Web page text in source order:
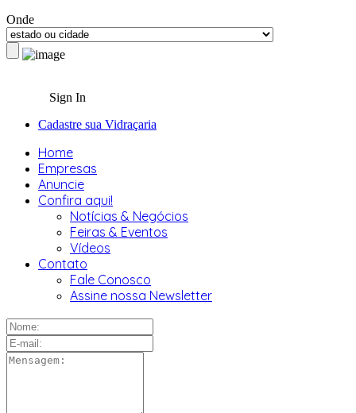
Onde
Sign In
Cadastre sua Vidraçaria
Home
Empresas
Anuncie
Confira aqui!
Notícias & Negócios
Feiras & Eventos
Vídeos
Contato
Fale Conosco
Assine nossa Newsletter